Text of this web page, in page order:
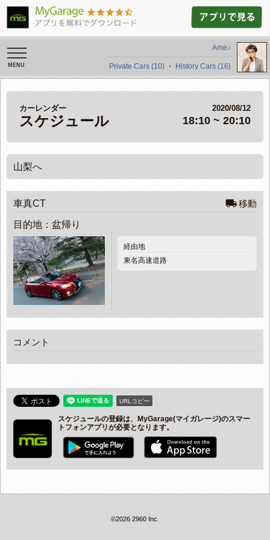
toggle
navigation
Ame♪
Private Cars (10) ・ History Cars (16)
カーレンダー 2020/08/12
スケジュール 18:10 ~ 20:10
山梨へ
車真CT 移動
目的地：盆帰り
経由地
東名高速道路
コメント
URLコピー
スケジュールの登録は、MyGarage(マイガレージ)のスマー
トフォンアプリが必要となります。
©2026 2960 Inc.